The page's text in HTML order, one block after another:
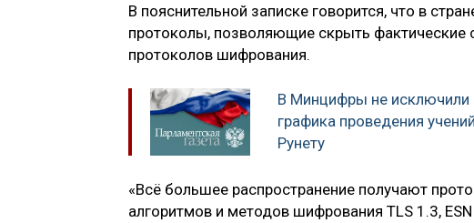
В пояснительной записке говорится, что в
протоколы, позволяющие скрыть фактические
протоколов шифрования.
В Минцифры не исключили
графика проведения
Рунету
«Всё большее распространение получают
алгоритмов и методов шифрования TLS 1.3,